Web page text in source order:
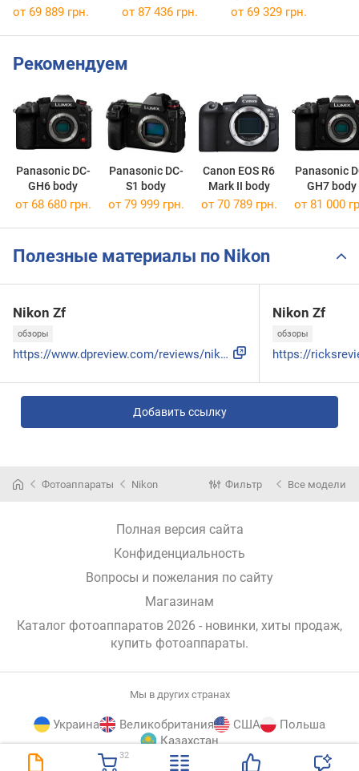
32
от 69 889 грн. от 87 436 грн. от 69 329 грн.
Рекомендуем
Panasonic DC-
GH6 body
Panasonic DC-
S1 body
Canon EOS R6
Mark II body
Panasonic
GH7 body
от 68 680 грн. от 79 999 грн. от 70 789 грн. от 81 000
Полезные материалы по Nikon
Nikon Zf
обзоры
https://www.dpreview.com/reviews/nikon-zf-full-frame-mirror...
Nikon Zf
обзоры
Добавить ссылку
Фотоаппараты Nikon Фильтр Все модели
Полная версия сайта
Конфиденциальность
Вопросы и пожелания по сайту
Магазинам
Каталог фотоаппаратов 2026 - новинки, хиты продаж,
купить фотоаппараты.
Мы в других странах
Украина Великобритания США
Польша
Казахстан